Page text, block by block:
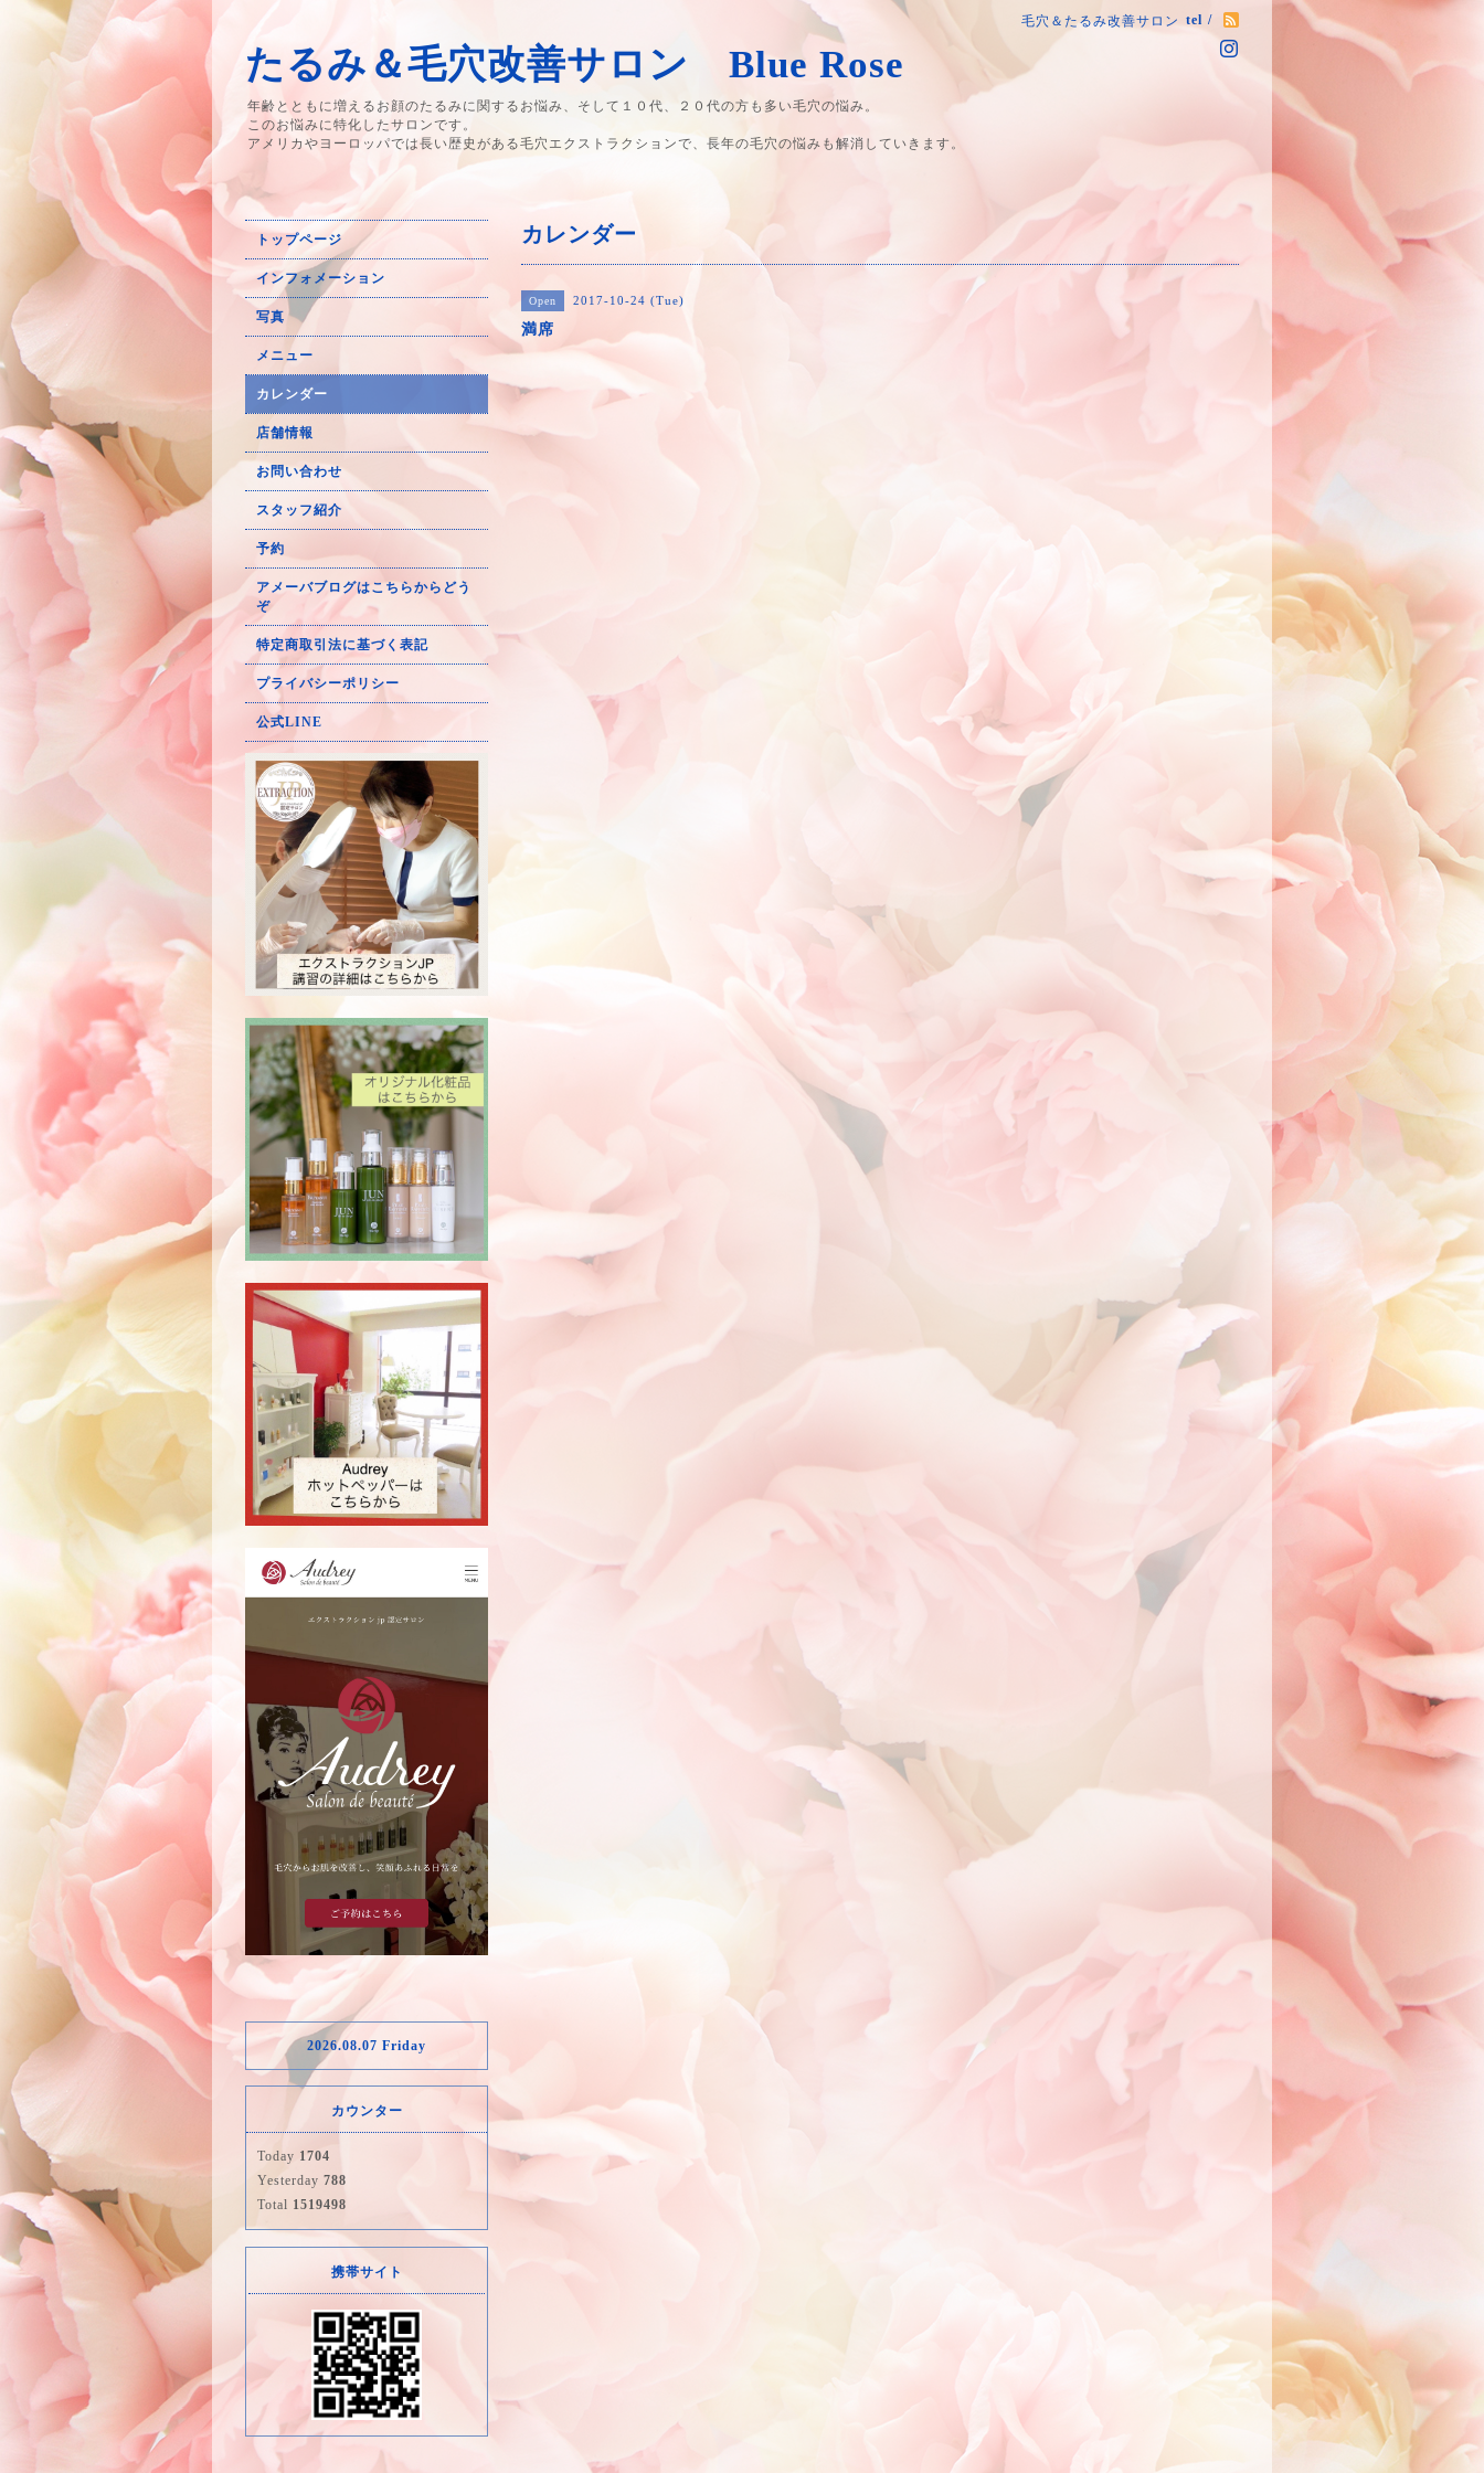
毛穴＆たるみ改善サロン tel /
たるみ＆毛穴改善サロン Blue Rose
年齢とともに増えるお顔のたるみに関するお悩み、そして１０代、２０代の方も多い毛穴の悩み。
このお悩みに特化したサロンです。
アメリカやヨーロッパでは長い歴史がある毛穴エクストラクションで、長年の毛穴の悩みも解消していきます。
カレンダー
Open 2017-10-24 (Tue)
満席
トップページ
インフォメーション
写真
メニュー
カレンダー
店舗情報
お問い合わせ
スタッフ紹介
予約
アメーバブログはこちらからどう
ぞ
特定商取引法に基づく表記
プライバシーポリシー
公式LINE
2026.08.07 Friday
カウンター
Today 1704
Yesterday 788
Total 1519498
携帯サイト